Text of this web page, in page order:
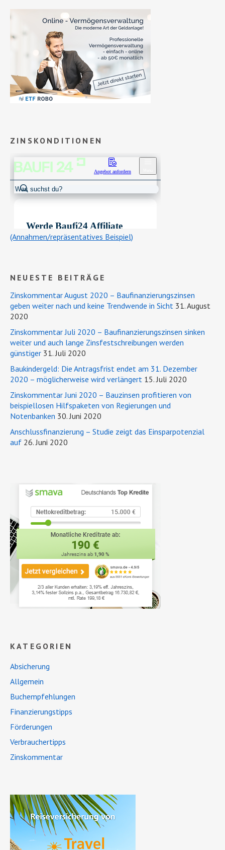
ZINSKONDITIONEN
(Annahmen/repräsentatives Beispiel)
NEUESTE BEITRÄGE
Zinskommentar August 2020 – Baufinanzierungszinsen
geben weiter nach und keine Trendwende in Sicht 31. August
2020
Zinskommentar Juli 2020 – Baufinanzierungszinsen sinken
weiter und auch lange Zinsfestschreibungen werden
günstiger 31. Juli 2020
Baukindergeld: Die Antragsfrist endet am 31. Dezember
2020 – möglicherweise wird verlängert 15. Juli 2020
Zinskommentar Juni 2020 – Bauzinsen profitieren von
beispiellosen Hilfspaketen von Regierungen und
Notenbanken 30. Juni 2020
Anschlussfinanzierung – Studie zeigt das Einsparpotenzial
auf 26. Juni 2020
KATEGORIEN
Absicherung
Allgemein
Buchempfehlungen
Finanzierungstipps
Förderungen
Verbrauchertipps
Zinskommentar